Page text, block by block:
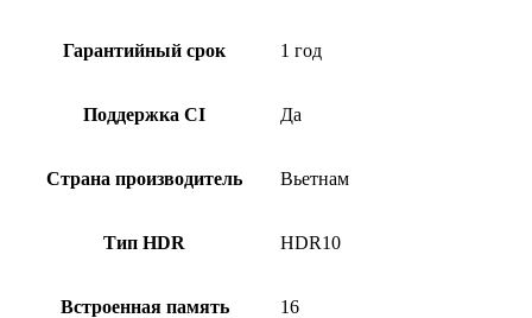
Гарантийный срок 1 год
Поддержка CI Да
Страна производитель Вьетнам
Тип HDR HDR10
Встроенная память 16